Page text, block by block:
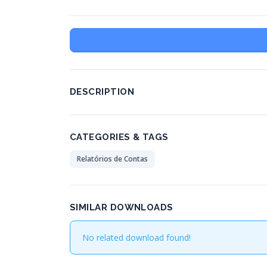
DESCRIPTION
CATEGORIES & TAGS
Relatórios de Contas
SIMILAR DOWNLOADS
No related download found!